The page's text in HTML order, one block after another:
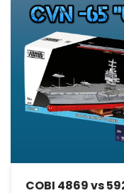
COBI 4869 vs